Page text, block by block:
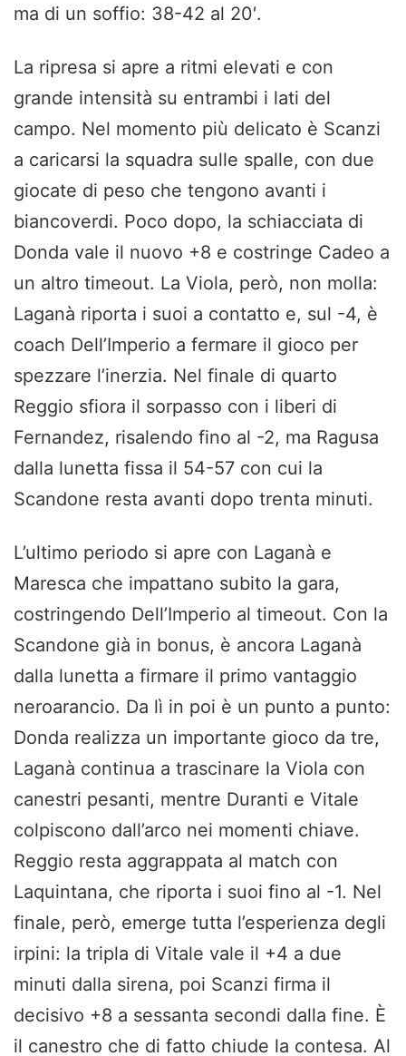
ma di un soffio: 38-42 al 20′.
La ripresa si apre a ritmi elevati e con
grande intensità su entrambi i lati del
campo. Nel momento più delicato è Scanzi
a caricarsi la squadra sulle spalle, con due
giocate di peso che tengono avanti i
biancoverdi. Poco dopo, la schiacciata di
Donda vale il nuovo +8 e costringe Cadeo a
un altro timeout. La Viola, però, non molla:
Laganà riporta i suoi a contatto e, sul -4, è
coach Dell’Imperio a fermare il gioco per
spezzare l’inerzia. Nel finale di quarto
Reggio sfiora il sorpasso con i liberi di
Fernandez, risalendo fino al -2, ma Ragusa
dalla lunetta fissa il 54-57 con cui la
Scandone resta avanti dopo trenta minuti.
L’ultimo periodo si apre con Laganà e
Maresca che impattano subito la gara,
costringendo Dell’Imperio al timeout. Con la
Scandone già in bonus, è ancora Laganà
dalla lunetta a firmare il primo vantaggio
neroarancio. Da lì in poi è un punto a punto:
Donda realizza un importante gioco da tre,
Laganà continua a trascinare la Viola con
canestri pesanti, mentre Duranti e Vitale
colpiscono dall’arco nei momenti chiave.
Reggio resta aggrappata al match con
Laquintana, che riporta i suoi fino al -1. Nel
finale, però, emerge tutta l’esperienza degli
irpini: la tripla di Vitale vale il +4 a due
minuti dalla sirena, poi Scanzi firma il
decisivo +8 a sessanta secondi dalla fine. È
il canestro che di fatto chiude la contesa. Al